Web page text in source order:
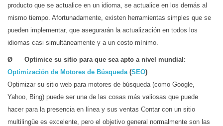
producto que se actualice en un idioma, se actualice en los demás al
mismo tiempo. Afortunadamente, existen herramientas simples que se
pueden implementar, que asegurarán la actualización en todos los
idiomas casi simultáneamente y a un costo mínimo.
Ø Optimice su sitio para que sea apto a nivel mundial:
Optimización de Motores de Búsqueda(SEO)
Optimizar su sitio web para motores de búsqueda (como Google,
Yahoo, Bing) puede ser una de las cosas más valiosas que puede
hacer para la presencia en línea y sus ventas Contar con un sitio
multilingüe es excelente, pero el objetivo general normalmente son las